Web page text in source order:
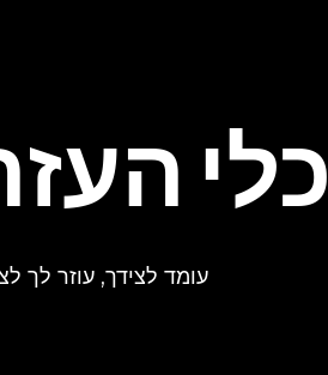
כלי
עומד לצידך, עוזר לך